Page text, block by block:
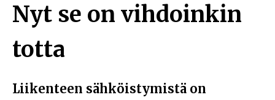
Nyt se on vihdoinkin
totta
Liikenteen sähköistymistä on